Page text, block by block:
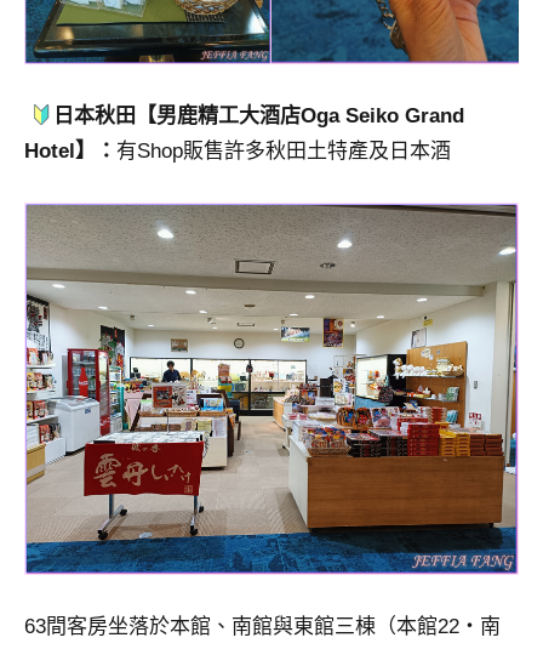
日本秋田【男鹿精工大酒店Oga Seiko Grand
Hotel】： 有Shop販售許多秋田土特產及日本酒
63間客房坐落於本館、南館與東館三棟（本館22・南